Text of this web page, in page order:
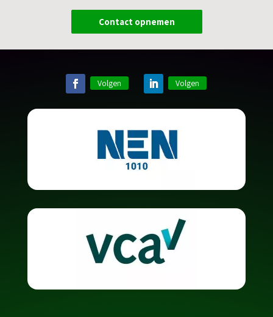
Contact opnemen
Volgen Volgen